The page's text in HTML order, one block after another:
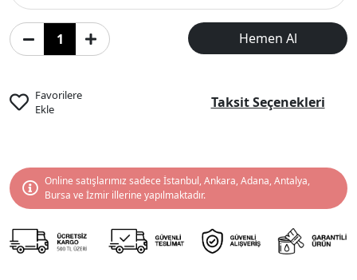
Hemen Al
Favorilere
Ekle
Taksit Seçenekleri
Online satışlarımız sadece İstanbul, Ankara, Adana, Antalya,
Bursa ve İzmir illerine yapılmaktadır.